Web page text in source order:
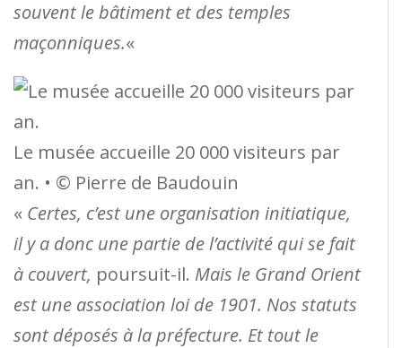
souvent le bâtiment et des temples
maçonniques.«
Le musée accueille 20 000 visiteurs par
an. • © Pierre de Baudouin
« Certes, c’est une organisation initiatique,
il y a donc une partie de l’activité qui se fait
à couvert, poursuit-il. Mais le Grand Orient
est une association loi de 1901. Nos statuts
sont déposés à la préfecture. Et tout le